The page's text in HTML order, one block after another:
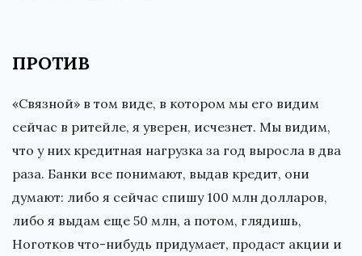
ПРОТИВ
«Связной» в том виде, в котором мы его видим
сейчас в ритейле, я уверен, исчезнет. Мы видим,
что у них кредитная нагрузка за год выросла в два
раза. Банки все понимают, выдав кредит, они
думают: либо я сейчас спишу 100 млн долларов,
либо я выдам еще 50 млн, а потом, глядишь,
Ноготков что-нибудь придумает, продаст акции и